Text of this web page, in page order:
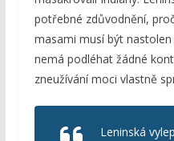
potřebné zdůvodnění,
masami musí být
nemá podléhat žádné
zneužívání moci vlastně
Leninská